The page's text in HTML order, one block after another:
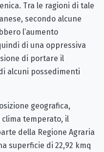
Tra le ragioni di tale
secondo alcune
l’aumento
di una oppressiva
di portare il
alcuni possedimenti
geografica,
temperato, il
della Regione Agraria
superficie di 22,92 kmq